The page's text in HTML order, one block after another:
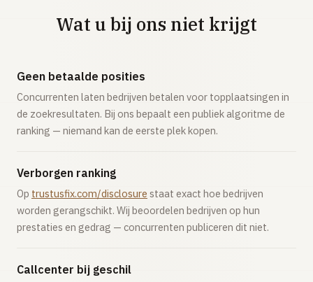
Wat u bij ons niet krijgt
Geen betaalde posities
Concurrenten laten bedrijven betalen voor topplaatsingen in
de zoekresultaten. Bij ons bepaalt een publiek algoritme de
ranking — niemand kan de eerste plek kopen.
Verborgen ranking
Op trustusfix.com/disclosure staat exact hoe bedrijven
worden gerangschikt. Wij beoordelen bedrijven op hun
prestaties en gedrag — concurrenten publiceren dit niet.
Callcenter bij geschil